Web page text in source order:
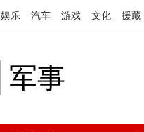
娱乐 汽车 游戏 文化 援藏
军事